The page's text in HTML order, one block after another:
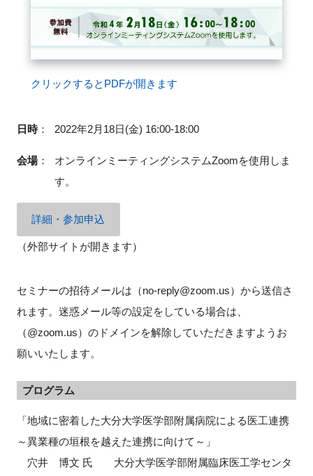
イベントお知らせメール登録
クリックするとPDFが開きます
日時： 2022年2月18日(金) 16:00-18:00
会場：
オンラインミーティングシステムZoomを使用しま
す。
詳細・参加申込
（外部サイトが開きます）
セミナーの招待メールは（no-reply@zoom.us）から送信さ
れます。迷惑メール等の設定をしている場合は、
（@zoom.us）のドメインを解除していただきますようお
願いいたします。
プログラム
「地域に密着した⼤分⼤学医学部附属病院による医⼯連携
～異業種の垣根を越えた連携に向けて～」
穴井 博文 氏 大分大学医学部附属臨床医工学センタ